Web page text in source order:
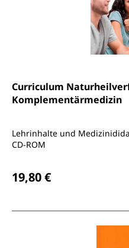
Curriculum
Komplementärmedizin
Lehrinhalte und
CD-ROM
19,80 €